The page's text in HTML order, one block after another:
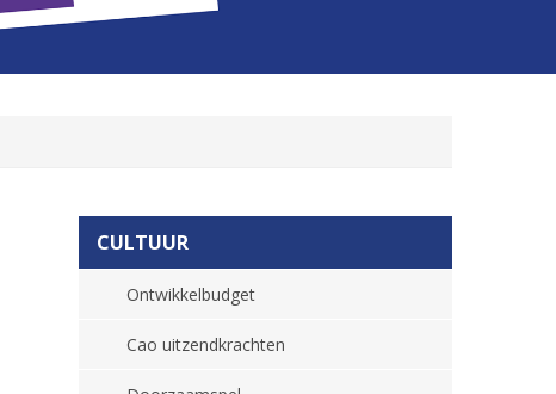
CULTUUR
Ontwikkelbudget
Cao uitzendkrachten